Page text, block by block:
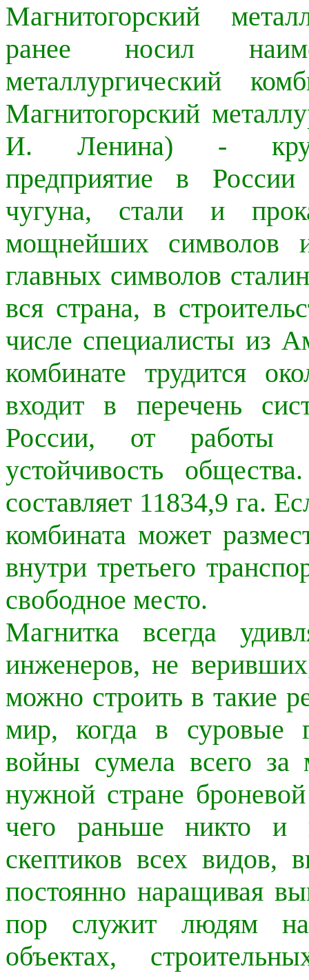
Магнитогорский
ранее носил
металлургический
Магнитогорский
И. Ленина) -
предприятие в России
чугуна, стали и
мощнейших символов
главных символов
вся страна, в
числе специалисты из
комбинате трудится
входит в перечень
России, от работы
устойчивость
составляет 11834,9 га.
комбината может
внутри третьего
свободное место.
Магнитка всегда
инженеров, не
можно строить в такие
мир, когда в суровые
войны сумела всего за
нужной стране
чего раньше никто и
скептиков всех видов,
постоянно наращивая
пор служит людям
объектах,